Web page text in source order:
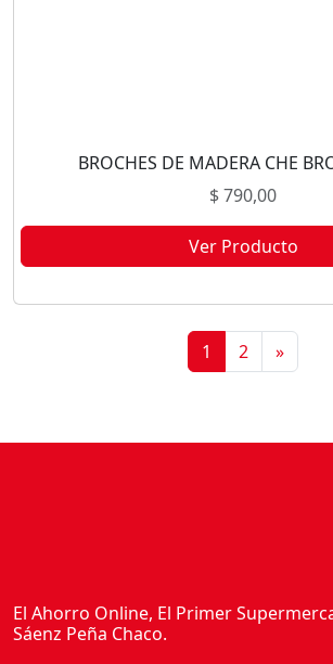
BROCHES DE MADERA CHE
$790,00
Ver Producto
1 2 »
El Ahorro Online, El Primer
Sáenz Peña Chaco.